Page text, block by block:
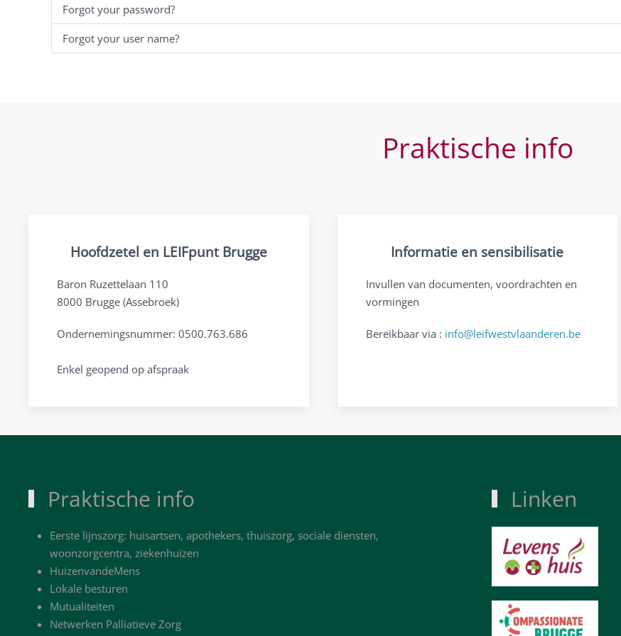
Forgot your password?
Forgot your user name?
Praktische info
Hoofdzetel en LEIFpunt Brugge
Baron Ruzettelaan 110
8000 Brugge (Assebroek)
Ondernemingsnummer: 0500.763.686
Enkel geopend op afspraak
Informatie en sensibilisatie
Invullen van documenten, voordrachten en
vormingen
Bereikbaar via : info@leifwestvlaanderen.be
Praktische info
Eerste lijnszorg: huisartsen, apothekers, thuiszorg, sociale diensten,
woonzorgcentra, ziekenhuizen
HuizenvandeMens
Lokale besturen
Mutualiteiten
Netwerken Palliatieve Zorg
Linken